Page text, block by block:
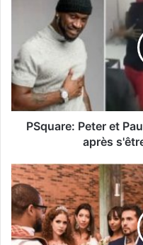
PSquare: Peter et
après